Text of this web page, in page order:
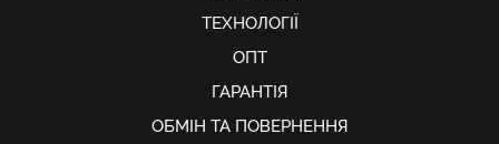
ТЕХНОЛОГІЇ
ОПТ
ГАРАНТІЯ
ОБМIН ТА ПОВЕРНЕННЯ